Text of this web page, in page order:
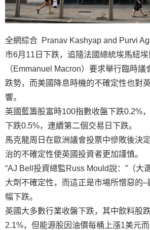
全網綜合 Pranav Kashyap and Purvi
市6月11日下跌，追隨法國總統埃馬紐埃
（Emmanuel Macron）要求舉行臨時
跌勢，而美國降息時機的不確定性也對
響。
英國藍籌股富時100指數收盤下跌0.2%
下跌0.5%，連續第二個交易日下跌。
馬克龍周日在歐洲議會投票中慘敗後決
治的不確定性使英國投資者更加謹慎。
“AJ Bell投資總監Russ Mould說：”（大
大劑不確定性，而這正是市場所憎惡的
幅下跌。
英國大多數行業收盤下跌，其中飲料股
2.1%，但能源股因油價每桶上漲1美元而